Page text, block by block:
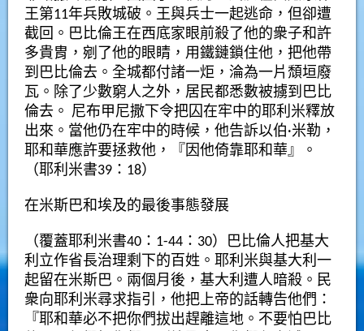
王第11年兵敗城破。王與兵士一起逃命，但卻遭
截回。巴比倫王在西底家眼前殺了他的衆子和許
多貴胄，剜了他的眼睛，用鐵鏈鎖住他，把他帶
到巴比倫去。全城都付諸一炬，淪為一片頹垣廢
瓦。除了少數窮人之外，居民都悉數被擄到巴比
倫去。 尼布甲尼撒下令把囚在牢中的耶利米釋放
出來。當他仍在牢中的時候，他告訴以伯·米勒，
耶和華應許要拯救他，『因他倚靠耶和華』。
（耶利米書39：18）
在米斯巴和埃及的最後事態發展
（覆蓋耶利米書40：1-44：30）巴比倫人把基大
利立作省長治理剩下的百姓。耶利米與基大利一
起留在米斯巴。兩個月後，基大利遭人暗殺。民
衆向耶利米尋求指引，他把上帝的話轉告他們：
『耶和華必不把你們拔出趕離這地。不要怕巴比